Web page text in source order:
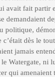
avait fait partir
demandaient
politique,
c’était dès le
jamais
Watergate, ni
qui amenaient